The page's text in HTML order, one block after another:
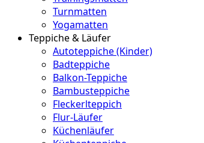
Turnmatten
Yogamatten
Teppiche & Läufer
Autoteppiche (Kinder)
Badteppiche
Balkon-Teppiche
Bambusteppiche
Fleckerlteppich
Flur-Läufer
Küchenläufer